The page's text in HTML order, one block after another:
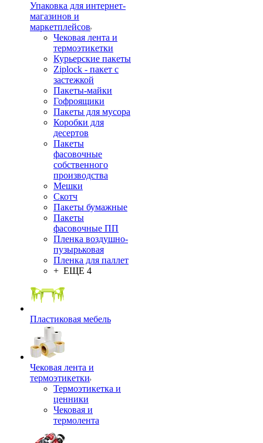
Упаковка для интернет-
магазинов и
маркетплейсов
Чековая лента и
термоэтикетки
Курьерские пакеты
Ziplock - пакет с
застежкой
Пакеты-майки
Гофроящики
Пакеты для мусора
Коробки для
десертов
Пакеты
фасовочные
собственного
производства
Мешки
Скотч
Пакеты бумажные
Пакеты
фасовочные ПП
Пленка воздушно-
пузырьковая
Пленка для паллет
+ ЕЩЕ 4
Пластиковая мебель
Чековая лента и
термоэтикетки
Термоэтикетка и
ценники
Чековая и
термолента